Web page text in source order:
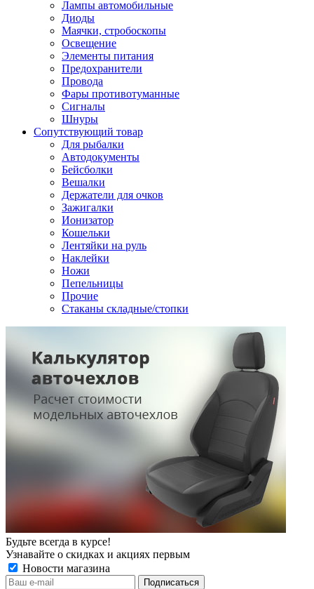
Лампы автомобильные
Диоды
Маячки, стробоскопы
Освещение
Элементы питания
Предохранители
Провода
Фары противотуманные
Сигналы
Шнуры
Сопутствующий товар
Для рыбалки
Автодокументы
Бейсболки
Вешалки
Держатели для очков
Зажигалки
Ионизатор
Кошельки
Лентяйки на руль
Наклейки
Ножи
Пепельницы
Прочие
Стаканы складные/стопки
Будьте всегда в курсе!
Узнавайте о скидках и акциях первым
Новости магазина